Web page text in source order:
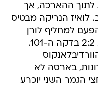
לתוך ההארכה, אך
לואיז הנריקה מבטיס
למחליף לורן
מורון שהבקיע עם העקב וקבע 2:2 בדקה ה-101.
בארסה לא
הגמר השני יוכרע